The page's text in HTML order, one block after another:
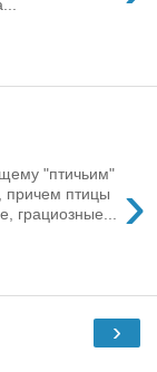
›
"птичьим"
птицы
грациозные...
›